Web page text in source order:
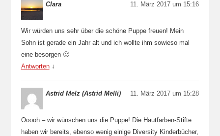
Clara 11. März 2017 um 15:16
Wir würden uns sehr über die schöne Puppe freuen! Mein
Sohn ist gerade ein Jahr alt und ich wollte ihm sowieso mal
eine besorgen 🙂
Antworten ↓
Astrid Melz (Astrid Melli) 11. März 2017 um 15:28
Ooooh – wir wünschen uns die Puppe! Die Hautfarben-Stifte
haben wir bereits, ebenso wenig einige Diversity Kinderbücher,